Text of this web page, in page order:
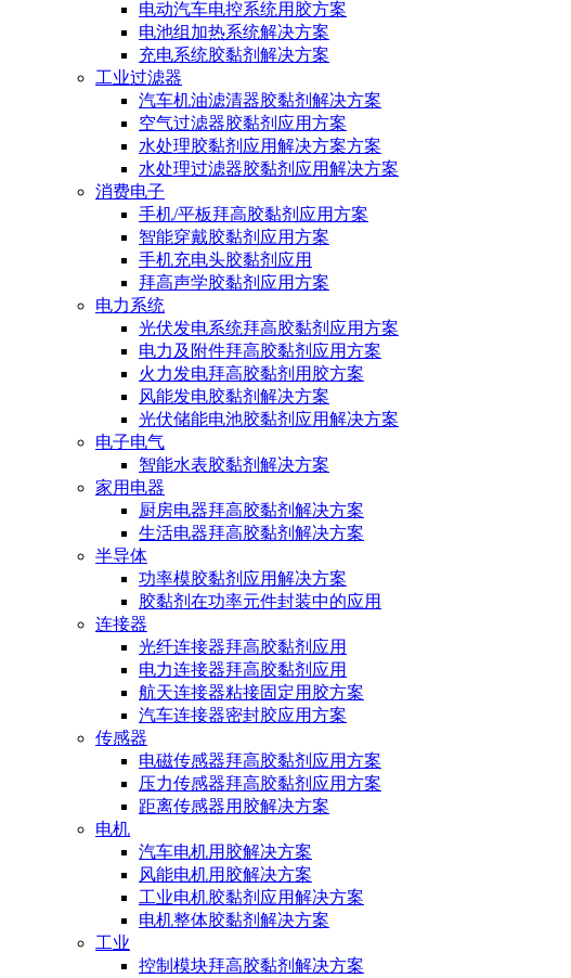
电动汽车电控系统用胶方案
电池组加热系统解决方案
充电系统胶黏剂解决方案
工业过滤器
汽车机油滤清器胶黏剂解决方案
空气过滤器胶黏剂应用方案
水处理胶黏剂应用解决方案方案
水处理过滤器胶黏剂应用解决方案
消费电子
手机/平板拜高胶黏剂应用方案
智能穿戴胶黏剂应用方案
手机充电头胶黏剂应用
拜高声学胶黏剂应用方案
电力系统
光伏发电系统拜高胶黏剂应用方案
电力及附件拜高胶黏剂应用方案
火力发电拜高胶黏剂用胶方案
风能发电胶黏剂解决方案
光伏储能电池胶黏剂应用解决方案
电子电气
智能水表胶黏剂解决方案
家用电器
厨房电器拜高胶黏剂解决方案
生活电器拜高胶黏剂解决方案
半导体
功率模胶黏剂应用解决方案
胶黏剂在功率元件封装中的应用
连接器
光纤连接器拜高胶黏剂应用
电力连接器拜高胶黏剂应用
航天连接器粘接固定用胶方案
汽车连接器密封胶应用方案
传感器
电磁传感器拜高胶黏剂应用方案
压力传感器拜高胶黏剂应用方案
距离传感器用胶解决方案
电机
汽车电机用胶解决方案
风能电机用胶解决方案
工业电机胶黏剂应用解决方案
电机整体胶黏剂解决方案
工业
控制模块拜高胶黏剂解决方案